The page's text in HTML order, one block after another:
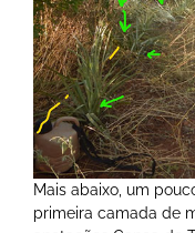
Mais abaixo, um
primeira camada de